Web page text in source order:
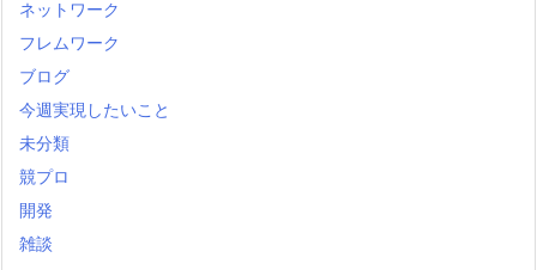
ネットワーク
フレムワーク
ブログ
今週実現したいこと
未分類
競プロ
開発
雑談